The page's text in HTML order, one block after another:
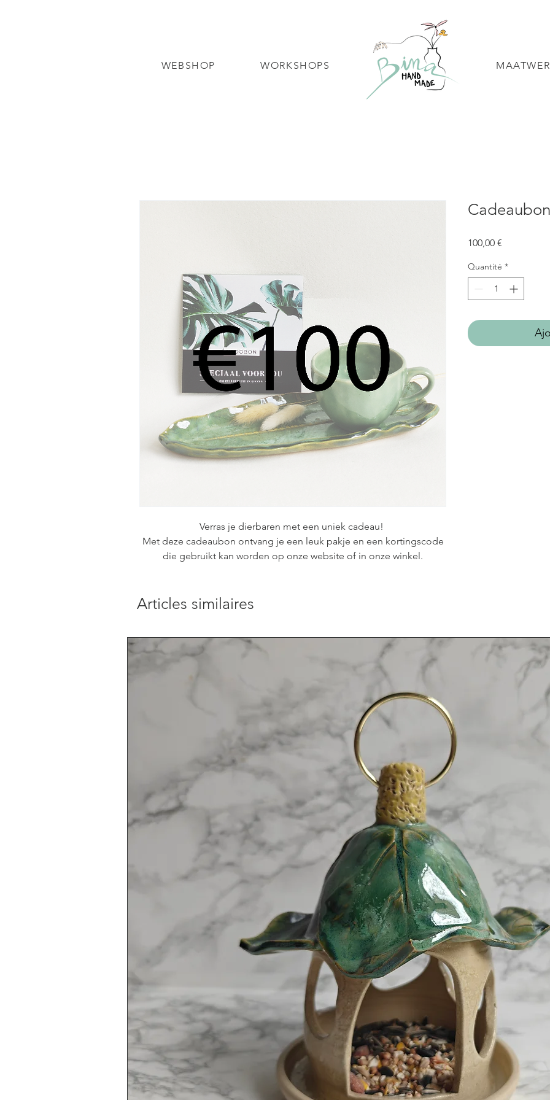
WEBSHOP WORKSHOPS
Verras je dierbaren met een uniek cadeau!
Met deze cadeaubon ontvang je een leuk pakje en een kortingscode
die gebruikt kan worden op onze website of in onze winkel.
100,00 €
Quantité *
Articles similaires